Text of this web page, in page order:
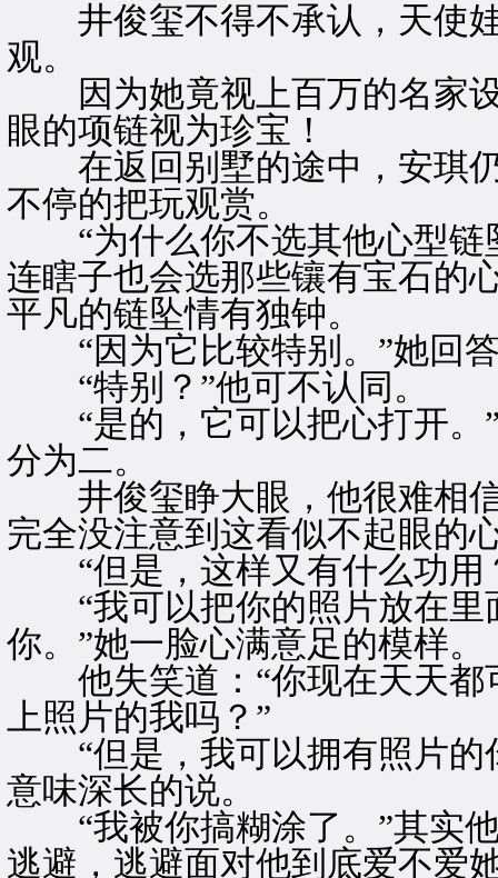
井俊玺不得不承认，天使娃
观。
因为她竟视上百万的名家设
眼的项链视为珍宝！
在返回别墅的途中，安琪仍
不停的把玩观赏。
“为什么你不选其他心型链
连瞎子也会选那些镶有宝石的
平凡的链坠情有独钟。
“因为它比较特别。”她回
“特别？”他可不认同。
“是的，它可以把心打开。”
分为二。
井俊玺睁大眼，他很难相信
完全没注意到这看似不起眼的
“但是，这样又有什么功用
“我可以把你的照片放在里
你。”她一脸心满意足的模样。
他失笑道：“你现在天天都
上照片的我吗？”
“但是，我可以拥有照片的
意味深长的说。
“我被你搞糊涂了。”其实他
逃避，逃避面对他到底爱不爱